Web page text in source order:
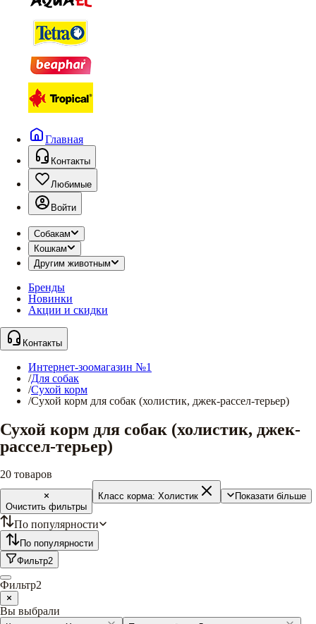
Главная
Контакты
Любимые
Войти
Собакам
Кошкам
Другим животным
Бренды
Новинки
Акции и скидки
Контакты
Интернет-зоомагазин №1
/Для собак
/Сухой корм
/Сухой корм для собак (холистик, джек-рассел-терьер)
Сухой корм для собак (холистик, джек-
рассел-терьер)
20 товаров
Очистить фильтры
Класс корма: Холистик Показати більше
По популярности
По популярности
Фильтр2
Фильтр2
Вы выбрали